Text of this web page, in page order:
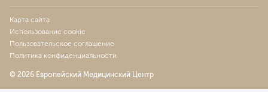
Карта сайта
Использование cookie
Пользовательское соглашение
Политика конфиденциальности
© 2026 Европейский Медицинский Центр